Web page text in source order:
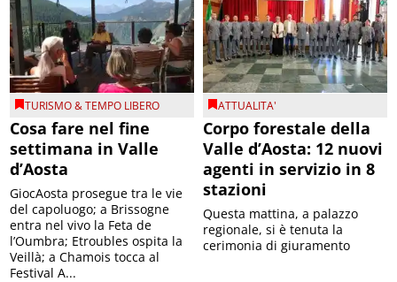
TURISMO & TEMPO LIBERO
Cosa fare nel fine
settimana in Valle
d’Aosta
GiocAosta prosegue tra le vie
del capoluogo; a Brissogne
entra nel vivo la Feta de
l’Oumbra; Etroubles ospita la
Veillà; a Chamois tocca al
Festival A...
ATTUALITA'
Corpo forestale della
Valle d’Aosta: 12 nuovi
agenti in servizio in 8
stazioni
Questa mattina, a palazzo
regionale, si è tenuta la
cerimonia di giuramento